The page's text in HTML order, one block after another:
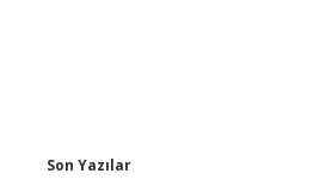
Son Yazılar